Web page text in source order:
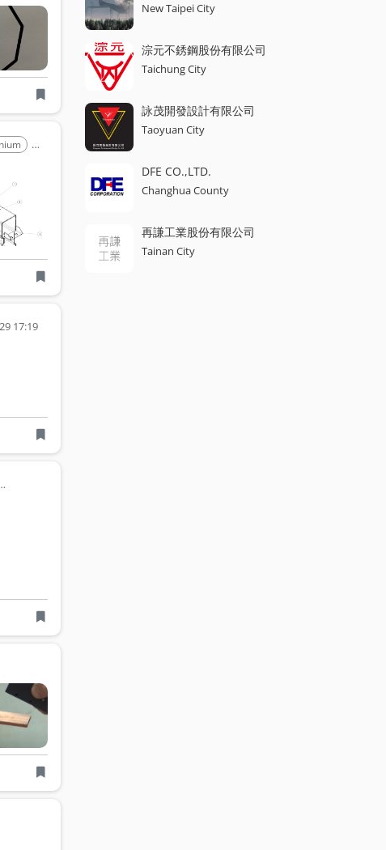
Welding Arc Welding
17:19
Consultant
New Taipei City
淙元不銹鋼股份有限公司
Taichung City
詠茂開發設計有限公司
Taoyuan City
DFE CO.,LTD.
Changhua County
再謙工業股份有限公司
Tainan City